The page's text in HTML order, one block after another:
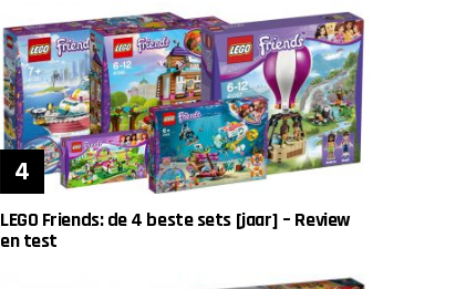
LEGO Friends: de 4 beste sets [jaar] – Review
en test